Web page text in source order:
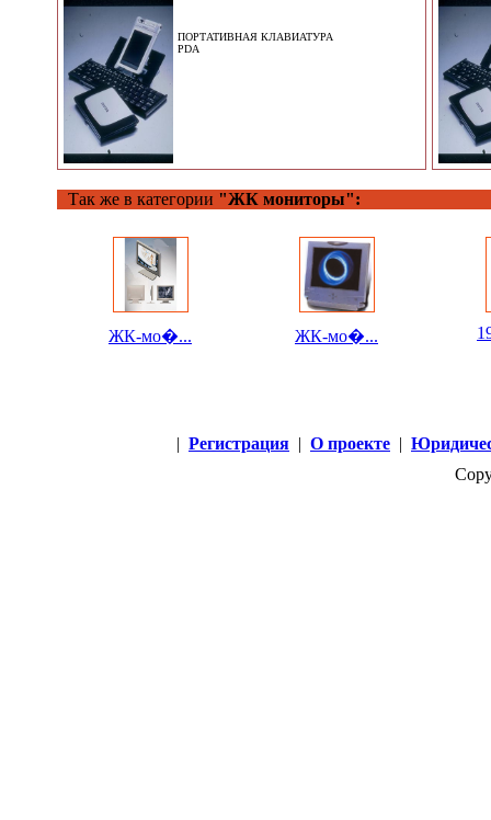
ПОРТАТИВНАЯ КЛАВИАТУРА
PDA
Так же в категории "ЖК мониторы":
ЖК-мо�... ЖК-мо�...
| Регистрация | О проекте |